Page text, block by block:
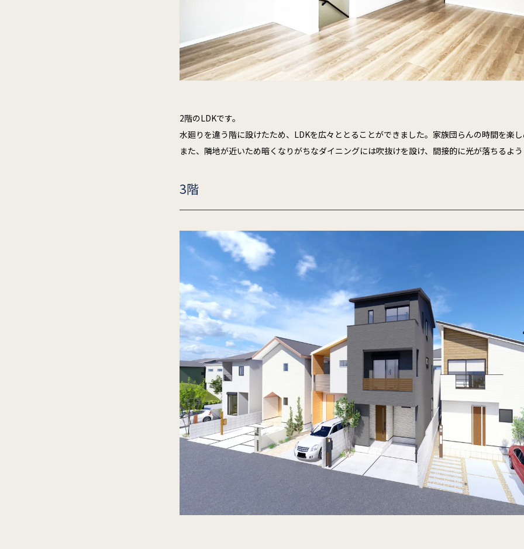
2階のLDKです。
水廻りを違う階に設けたため、LDKを広々ととることができました。家族団らんの時間を楽
また、隣地が近いため暗くなりがちなダイニングには吹抜けを設け、間接的に光が落ちるよ
3階